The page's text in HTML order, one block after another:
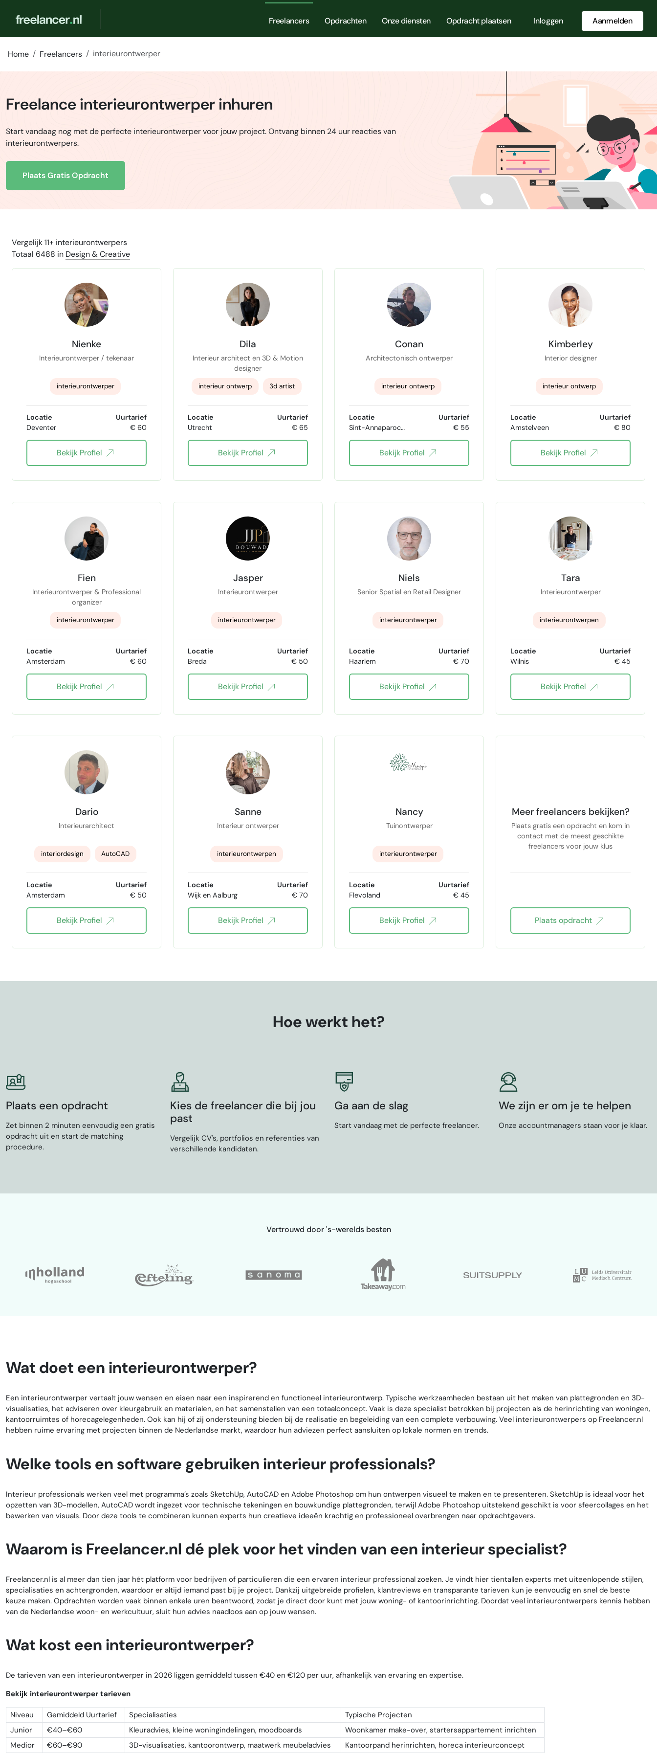
Freelancers Opdrachten Onze diensten Opdracht plaatsen Inloggen Aanmelden
Home Freelancers interieurontwerper
Freelance interieurontwerper inhuren
Start vandaag nog met de perfecte interieurontwerper voor jouw project. Ontvang binnen 24 uur reacties van
interieurontwerpers.
Plaats Gratis Opdracht
Vergelijk 11+ interieurontwerpers
Totaal 6488 in Design & Creative
Nienke
Interieurontwerper / tekenaar
interieurontwerper
interieur stylist Canva
3D tekenen
Locatie
Deventer
Uurtarief
€ 60
Bekijk Profiel
Dila
Interieur architect en 3D & Motion
designer
interieur ontwerp 3d artist
Graphic design
Locatie
Utrecht
Uurtarief
€ 65
Bekijk Profiel
Conan
Architectonisch ontwerper
interieur ontwerp
Architectonisch ontwerp
tekenen tuinontwerp
Locatie
Sint-Annaparochie
Uurtarief
€ 55
Bekijk Profiel
Kimberley
Interior designer
interieur ontwerp
kleuradviseur
Materiaalkennis Lichtplan
klantcommunicatie
Visuele presentatie
Interieurvoorstellen uitwerken
SketchUp Pro
ruimtelijk conceptueel denken
Locatie
Amstelveen
Uurtarief
€ 80
Bekijk Profiel
Fien
Interieurontwerper & Professional
organizer
interieurontwerper
Locatie
Amsterdam
Uurtarief
€ 60
Bekijk Profiel
Jasper
Interieurontwerper
interieurontwerper
Locatie
Breda
Uurtarief
€ 50
Bekijk Profiel
Niels
Senior Spatial en Retail Designer
interieurontwerper
creatieve conceptontwikkeling
3D visualisatie specialist
CAD documentatie
Design implementatie
Visual storytelling
Locatie
Haarlem
Uurtarief
€ 70
Bekijk Profiel
Tara
Interieurontwerper
interieurontwerpen
Locatie
Wilnis
Uurtarief
€ 45
Bekijk Profiel
Dario
Interieurarchitect
interiordesign AutoCAD
3ds max
Revit-BIM VectorWorks
Locatie
Amsterdam
Uurtarief
€ 50
Bekijk Profiel
Sanne
Interieur ontwerper
interieurontwerpen
interieurontwerper
3d interieur interieuradvies
Locatie
Wijk en Aalburg
Uurtarief
€ 70
Bekijk Profiel
Nancy
Tuinontwerper
interieurontwerper
Locatie
Flevoland
Uurtarief
€ 45
Bekijk Profiel
Meer freelancers bekijken?
Plaats gratis een opdracht en kom in
contact met de meest geschikte
freelancers voor jouw klus
Plaats opdracht
Hoe werkt het?
Plaats een opdracht
Zet binnen 2 minuten eenvoudig een gratis
opdracht uit en start de matching
procedure.
Kies de freelancer die bij jou
past
Vergelijk CV's, portfolios en referenties van
verschillende kandidaten.
Ga aan de slag
Start vandaag met de perfecte freelancer.
We zijn er om je te helpen
Onze accountmanagers staan voor je klaar.
Vertrouwd door 's-werelds besten
Wat doet een interieurontwerper?
Een interieurontwerper vertaalt jouw wensen en eisen naar een inspirerend en functioneel interieurontwerp. Typische werkzaamheden bestaan uit het maken van plattegronden en 3D-
visualisaties, het adviseren over kleurgebruik en materialen, en het samenstellen van een totaalconcept. Vaak is deze specialist betrokken bij projecten als de herinrichting van woningen,
kantoorruimtes of horecagelegenheden. Ook kan hij of zij ondersteuning bieden bij de realisatie en begeleiding van een complete verbouwing. Veel interieurontwerpers op Freelancer.nl
hebben ruime ervaring met projecten binnen de Nederlandse markt, waardoor hun adviezen perfect aansluiten op lokale normen en trends.
Welke tools en software gebruiken interieur professionals?
Interieur professionals werken veel met programma’s zoals SketchUp, AutoCAD en Adobe Photoshop om hun ontwerpen visueel te maken en te presenteren. SketchUp is ideaal voor het
opzetten van 3D-modellen, AutoCAD wordt ingezet voor technische tekeningen en bouwkundige plattegronden, terwijl Adobe Photoshop uitstekend geschikt is voor sfeercollages en het
bewerken van visuals. Door deze tools te combineren kunnen experts hun creatieve ideeën krachtig en professioneel overbrengen naar opdrachtgevers.
Waarom is Freelancer.nl dé plek voor het vinden van een interieur specialist?
Freelancer.nl is al meer dan tien jaar hét platform voor bedrijven of particulieren die een ervaren interieur professional zoeken. Je vindt hier tientallen experts met uiteenlopende stijlen,
specialisaties en achtergronden, waardoor er altijd iemand past bij je project. Dankzij uitgebreide profielen, klantreviews en transparante tarieven kun je eenvoudig en snel de beste
keuze maken. Opdrachten worden vaak binnen enkele uren beantwoord, zodat je direct door kunt met jouw woning- of kantoorinrichting. Doordat veel interieurontwerpers kennis hebben
van de Nederlandse woon- en werkcultuur, sluit hun advies naadloos aan op jouw wensen.
Wat kost een interieurontwerper?
De tarieven van een interieurontwerper in 2026 liggen gemiddeld tussen €40 en €120 per uur, afhankelijk van ervaring en expertise.
Bekijk interieurontwerper tarieven
Niveau Gemiddeld Uurtarief Specialisaties
Typische Projecten
Junior
€40–€60 Kleuradvies, kleine woningindelingen, moodboards
Woonkamer make-over, startersappartement inrichten
Medior
€60–€90 3D-visualisaties, kantoorontwerp, maatwerk meubeladvies Kantoorpand herinrichten, horeca interieurconcept